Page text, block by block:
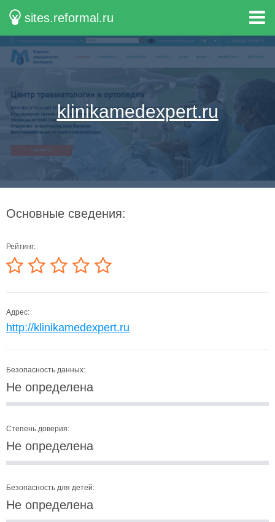
sites.reformal.ru
klinikamedexpert.ru
Основные сведения:
Рейтинг:
Адрес:
http://klinikamedexpert.ru
Безопасность данных:
Не определена
Степень доверия:
Не определена
Безопасность для детей:
Не определена